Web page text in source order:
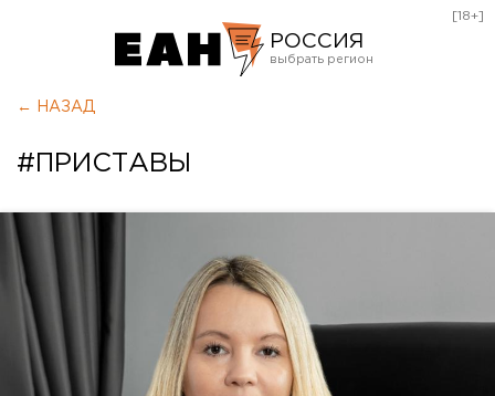
РОССИЯ
Оренбург
[18+]
← НАЗАД
#ПРИСТАВЫ